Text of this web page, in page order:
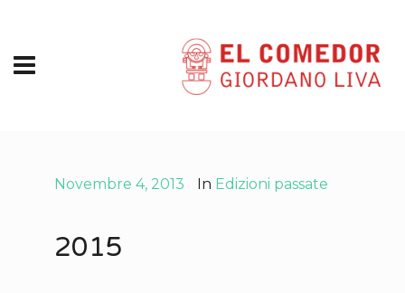
Novembre 4, 2013 In Edizioni passate
2015